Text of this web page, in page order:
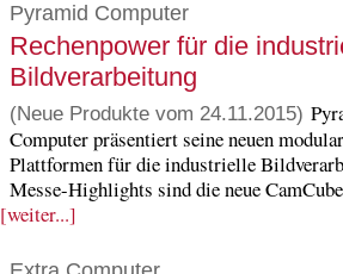
Pyramid Computer
Rechenpower für die
Bildverarbeitung
(Neue Produkte vom 24.11.2015)
Computer präsentiert seine neuen
Plattformen für die industrielle
Messe-Highlights sind die neue
[weiter...]